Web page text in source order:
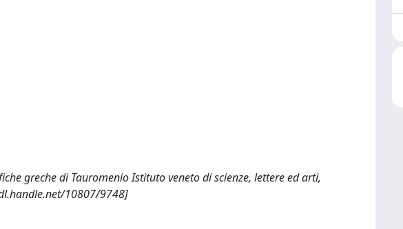
greche di Tauromenio Istituto veneto di scienze, lettere ed arti,
10807/9748]